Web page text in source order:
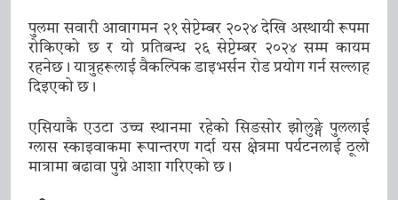
पुलमा सवारी आवागमन २१ सेप्टेम्बर २०२४ देखि अस्थायी रूपमा
रोकिएको छ र यो प्रतिबन्ध २६ सेप्टेम्बर २०२४ सम्म कायम
रहनेछ। यात्रुहरूलाई वैकल्पिक डाइभर्सन रोड प्रयोग गर्न सल्लाह
दिइएको छ।
एसियाकै एउटा उच्च स्थानमा रहेको सिङसोर झोलुङ्गे पुललाई
ग्लास स्काइवाकमा रूपान्तरण गर्दा यस क्षेत्रमा पर्यटनलाई ठूलो
मात्रामा बढावा पुग्ने आशा गरिएको छ।